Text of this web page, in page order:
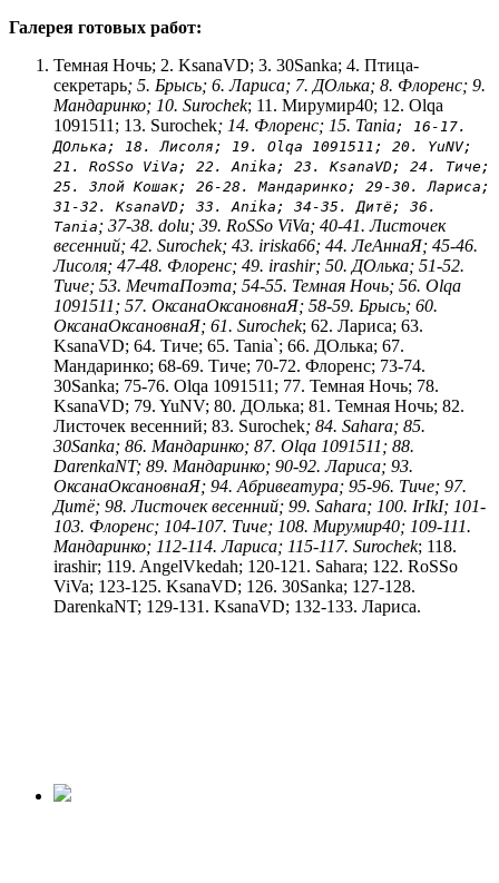
Галерея готовых работ:
Темная Ночь; 2. KsanaVD; 3. 30Sanka; 4. Птица-
секретарь; 5. Брысь; 6. Лариса; 7. ДOлька; 8. Флоренс; 9.
Мандаринко; 10. Surochek; 11. Мирумир40; 12. Olqa
1091511; 13. Surochek; 14. Флоренс; 15. Tania; 16-17.
ДOлька; 18. Лисоля; 19. Olqa 1091511; 20. YuNV;
21. RoSSo ViVa; 22. Anika; 23. KsanaVD; 24. Тиче;
25. Злой Кошак; 26-28. Мандаринко; 29-30. Лариса;
31-32. KsanaVD; 33. Anika; 34-35. Дитё; 36.
Tania ; 37-38. dolu; 39. RoSSo ViVa; 40-41. Листочек
весенний; 42. Surochek; 43. iriska66; 44. ЛеАннаЯ; 45-46.
Лисоля; 47-48. Флоренс; 49. irashir; 50. ДOлька; 51-52.
Тиче; 53. МечтаПоэта; 54-55. Темная Ночь; 56. Olqa
1091511; 57. ОксанаОксановнаЯ; 58-59. Брысь; 60.
ОксанаОксановнаЯ; 61. Surochek; 62. Лариса; 63.
KsanaVD; 64. Тиче; 65. Tania`; 66. ДOлька; 67.
Мандаринко; 68-69. Тиче; 70-72. Флоренс; 73-74.
30Sanka; 75-76. Olqa 1091511; 77. Темная Ночь; 78.
KsanaVD; 79. YuNV; 80. ДOлька; 81. Темная Ночь; 82.
Листочек весенний; 83. Surochek; 84. Sahara; 85.
30Sanka; 86. Мандаринко; 87. Olqa 1091511; 88.
DarenkaNT; 89. Мандаринко; 90-92. Лариса; 93.
ОксанаОксановнаЯ; 94. Абривеатура; 95-96. Тиче; 97.
Дитё; 98. Листочек весенний; 99. Sahara; 100. IrIkI; 101-
103. Флоренс; 104-107. Тиче; 108. Мирумир40; 109-111.
Мандаринко; 112-114. Лариса; 115-117. Surochek; 118.
irashir; 119. AngelVkedah; 120-121. Sahara; 122. RoSSo
ViVa; 123-125. KsanaVD; 126. 30Sanka; 127-128.
DarenkaNT; 129-131. KsanaVD; 132-133. Лариса.